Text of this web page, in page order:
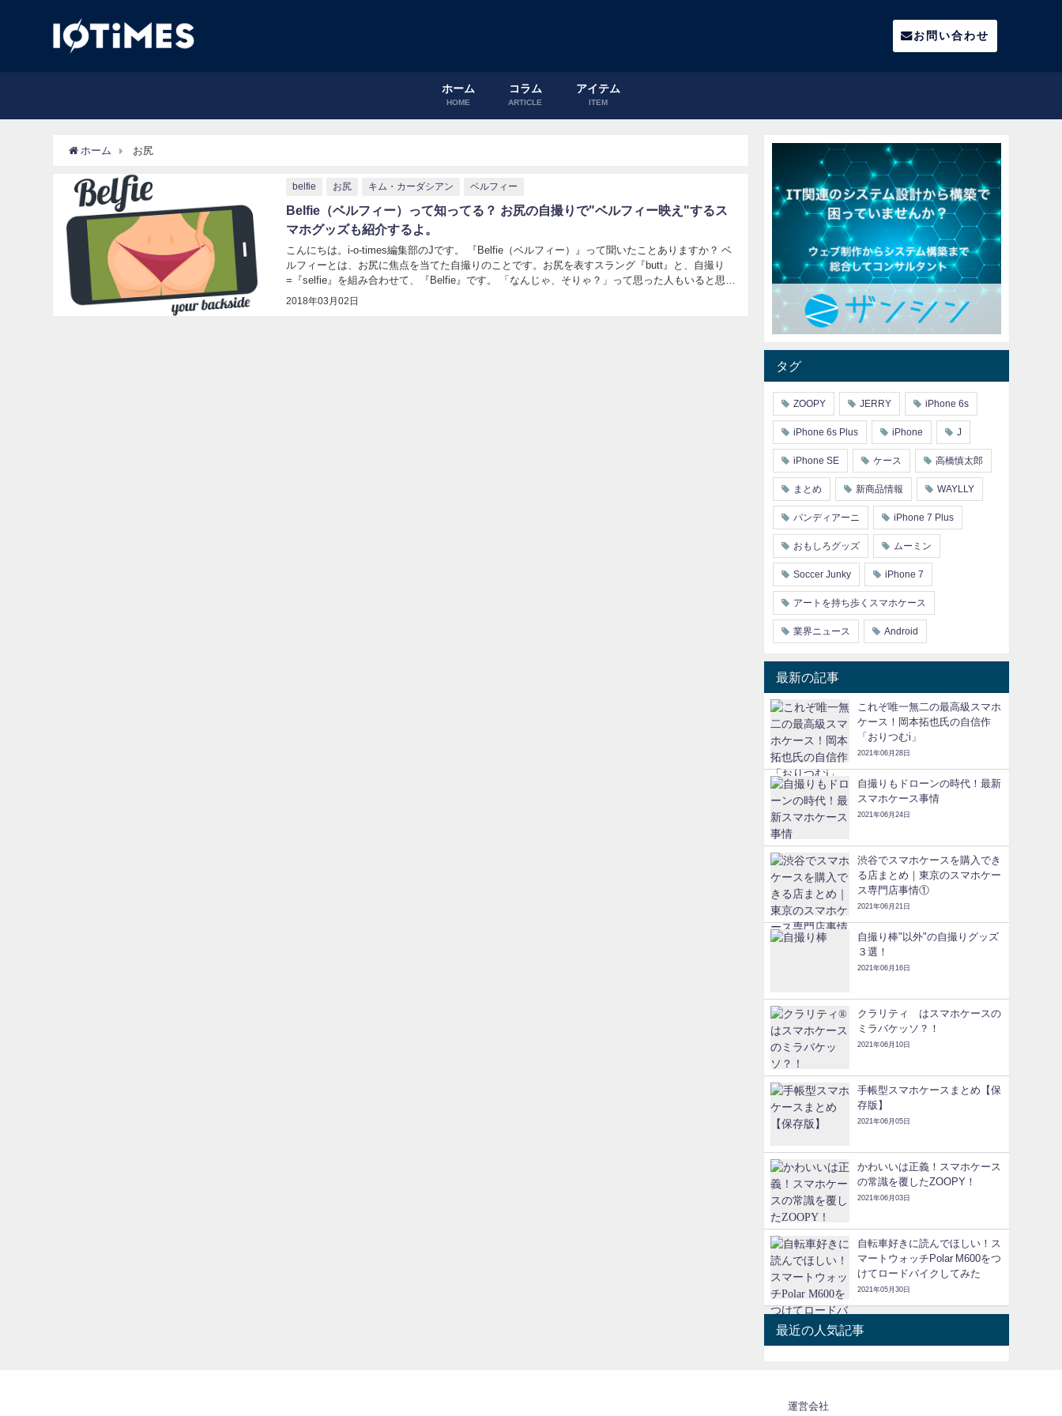
お問い合わせ
ホーム
HOME
コラム
ARTICLE
アイテム
ITEM
ホーム お尻
belfie お尻 キム・カーダシアン ベルフィー
Belfie（ベルフィー）って知ってる？ お尻の自撮りで"ベルフィー映え"するス
マホグッズも紹介するよ。
2018年03月02日
こんにちは。i-o-times編集部のJです。 『Belfie（ベルフィー）』って聞いたことありますか？ ベ
ルフィーとは、お尻に焦点を当てた自撮りのことです。お尻を表すスラング『butt』と、自撮り
=『selfie』を組み合わせて、『Belfie』です。 「なんじゃ、そりゃ？」って思った人もいると思い
ますが、アメリカの...
タグ
ZOOPY JERRY iPhone 6s
iPhone 6s Plus iPhone J
iPhone SE ケース 高橋慎太郎
まとめ 新商品情報 WAYLLY
パンディアーニ iPhone 7 Plus
おもしろグッズ ムーミン
Soccer Junky iPhone 7
アートを持ち歩くスマホケース
業界ニュース Android
最新の記事
これぞ唯一無二の最高級スマホ
ケース！岡本拓也氏の自信作
「おりつむi」
2021年06月28日
自撮りもドローンの時代！最新
スマホケース事情
2021年06月24日
渋谷でスマホケースを購入でき
る店まとめ｜東京のスマホケー
ス専門店事情①
2021年06月21日
自撮り棒"以外"の自撮りグッズ
３選！
2021年06月16日
クラリティ®はスマホケースの
ミラバケッソ？！
2021年06月10日
手帳型スマホケースまとめ【保
存版】
2021年06月05日
かわいいは正義！スマホケース
の常識を覆したZOOPY！
2021年06月03日
自転車好きに読んでほしい！ス
マートウォッチPolar M600をつ
けてロードバイクしてみた
2021年05月30日
最近の人気記事
運営会社